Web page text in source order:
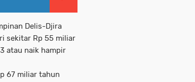
Delis-Djira
sekitar Rp 55 miliar
atau naik hampir
67 miliar tahun